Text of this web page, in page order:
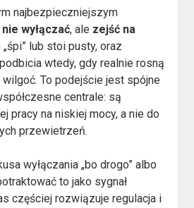
najbezpieczniejszym
nie wyłączać, ale zejść na
lub stoi pusty, oraz
wtedy, gdy realnie rosną
To podejście jest spójne
centrale: są
pracy na niskiej mocy, a nie do
przewietrzeń.
wyłączania „bo drogo” albo
to jako sygnał
częściej rozwiązuje regulacja i